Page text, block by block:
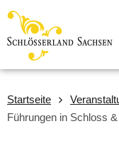
Startseite
Führungen in Schloss